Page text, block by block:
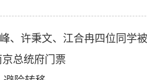
总统府门票